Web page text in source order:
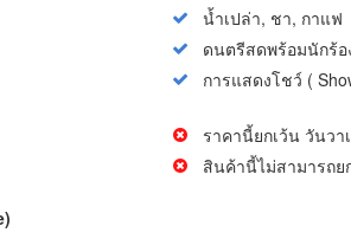
น้ำเปล่า, ชา, กาแฟ
ดนตรีสดพร้อมนักร้อ
การแสดงโชว์ (
ราคานี้ยกเว้น วันว
สินค้านี้ไม่สามารถย